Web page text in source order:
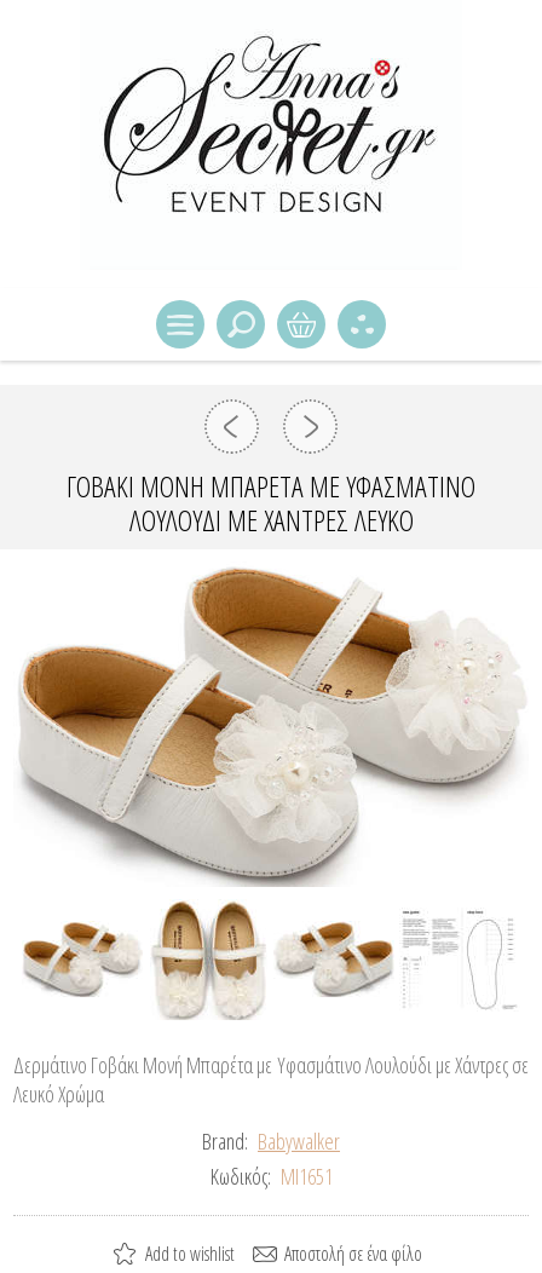
ΓΟΒΆΚΙ ΜΟΝΉ ΜΠΑΡΈΤΑ ΜΕ ΥΦΑΣΜΆΤΙΝΟ
ΛΟΥΛΟΎΔΙ ΜΕ ΧΆΝΤΡΕΣ ΛΕΥΚΌ
Δερμάτινο Γοβάκι Μονή Μπαρέτα με Υφασμάτινο Λουλούδι με Χάντρες σε
Λευκό Χρώμα
Brand: Babywalker
Κωδικός: MI1651